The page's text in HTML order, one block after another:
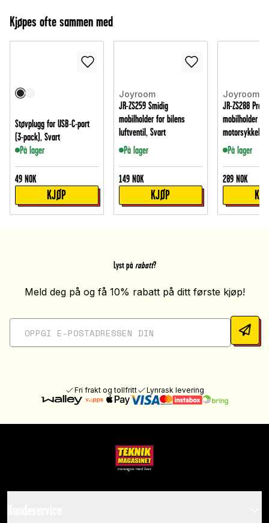
Kjøpes ofte sammen med
Støvplugg for USB-C-port
(3-pack), Svart
På lager
49 NOK
KJØP
Joyroom
JR-ZS259 Smidig
mobilholder for bilens
luftventil, Svart
På lager
149 NOK
KJØP
Joyroom
JR-ZS288
mobilholder for
motorsykkel,
På lager
289 NOK
Lyst på rabatt?
Meld deg på og få 10% rabatt på ditt første kjøp!
Fri frakt og tollfritt Lynrask levering